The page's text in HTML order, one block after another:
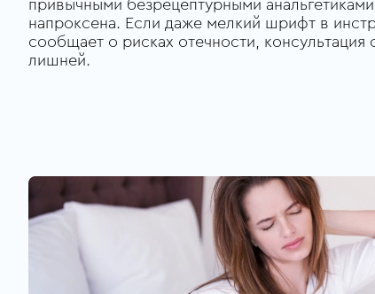
привычными безрецептурными
напроксена. Если даже мелкий шрифт в
сообщает о рисках отечности, консультация
лишней.